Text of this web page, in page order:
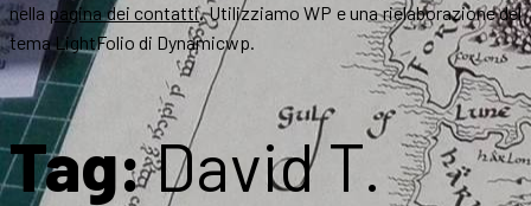
nella pagina dei contatti. Utilizziamo WP e una rielaborazione del
tema LightFolio di Dynamicwp.
Tag:David T.